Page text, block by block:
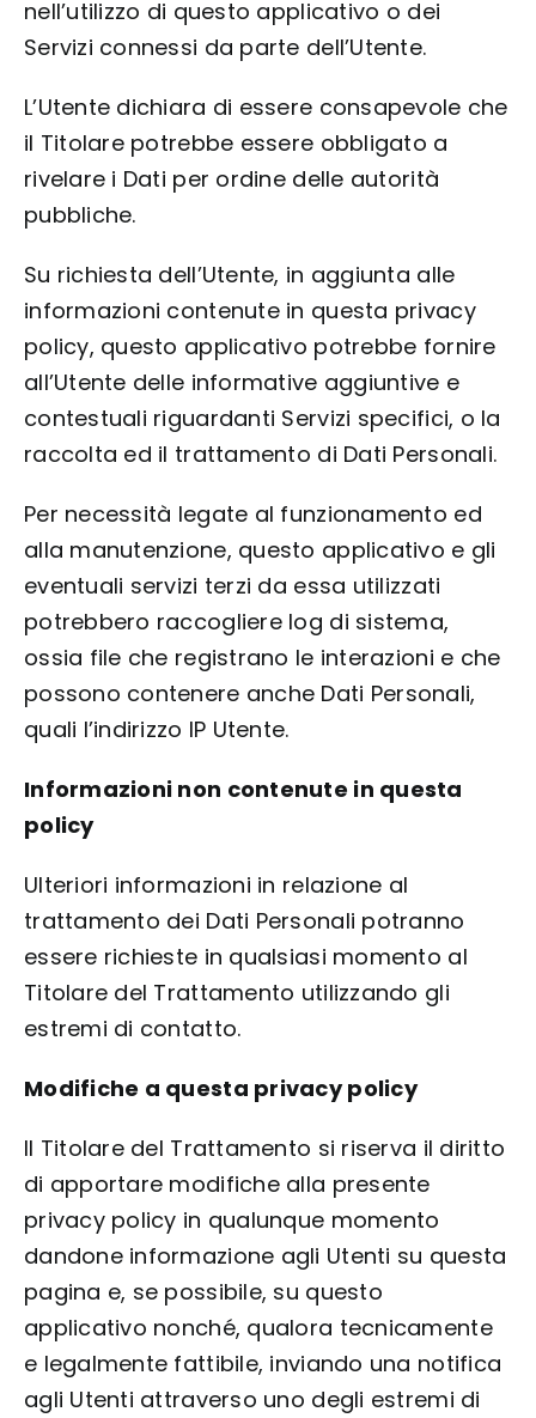
nell’utilizzo di questo applicativo o dei
Servizi connessi da parte dell’Utente.
L’Utente dichiara di essere consapevole che
il Titolare potrebbe essere obbligato a
rivelare i Dati per ordine delle autorità
pubbliche.
Su richiesta dell’Utente, in aggiunta alle
informazioni contenute in questa privacy
policy, questo applicativo potrebbe fornire
all’Utente delle informative aggiuntive e
contestuali riguardanti Servizi specifici, o la
raccolta ed il trattamento di Dati Personali.
Per necessità legate al funzionamento ed
alla manutenzione, questo applicativo e gli
eventuali servizi terzi da essa utilizzati
potrebbero raccogliere log di sistema,
ossia file che registrano le interazioni e che
possono contenere anche Dati Personali,
quali l’indirizzo IP Utente.
Informazioni non contenute in questa
policy
Ulteriori informazioni in relazione al
trattamento dei Dati Personali potranno
essere richieste in qualsiasi momento al
Titolare del Trattamento utilizzando gli
estremi di contatto.
Modifiche a questa privacy policy
Il Titolare del Trattamento si riserva il diritto
di apportare modifiche alla presente
privacy policy in qualunque momento
dandone informazione agli Utenti su questa
pagina e, se possibile, su questo
applicativo nonché, qualora tecnicamente
e legalmente fattibile, inviando una notifica
agli Utenti attraverso uno degli estremi di